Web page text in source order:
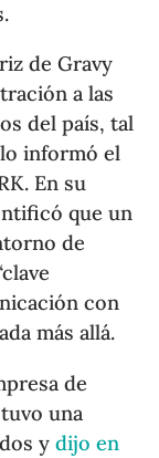
de Gravy
a las
del país, tal
informó el
En su
que un
de
con
más allá.
de
una
ydijo en